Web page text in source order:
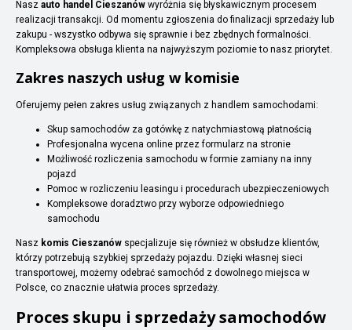
Nasz auto handel Cieszanów wyróżnia się błyskawicznym procesem
realizacji transakcji. Od momentu zgłoszenia do finalizacji sprzedaży lub
zakupu - wszystko odbywa się sprawnie i bez zbędnych formalności.
Kompleksowa obsługa klienta na najwyższym poziomie to nasz priorytet.
Zakres naszych usług w komisie
Oferujemy pełen zakres usług związanych z handlem samochodami:
Skup samochodów za gotówkę z natychmiastową płatnością
Profesjonalna wycena online przez formularz na stronie
Możliwość rozliczenia samochodu w formie zamiany na inny
pojazd
Pomoc w rozliczeniu leasingu i procedurach ubezpieczeniowych
Kompleksowe doradztwo przy wyborze odpowiedniego
samochodu
Nasz komis Cieszanów specjalizuje się również w obsłudze klientów,
którzy potrzebują szybkiej sprzedaży pojazdu. Dzięki własnej sieci
transportowej, możemy odebrać samochód z dowolnego miejsca w
Polsce, co znacznie ułatwia proces sprzedaży.
Proces skupu i sprzedaży samochodów